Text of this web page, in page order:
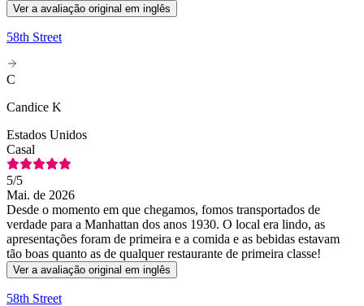
Ver a avaliação original em inglês
58th Street
C
Candice K
Estados Unidos
Casal
5/5
Mai. de 2026
Desde o momento em que chegamos, fomos transportados de
verdade para a Manhattan dos anos 1930. O local era lindo, as
apresentações foram de primeira e a comida e as bebidas estavam
tão boas quanto as de qualquer restaurante de primeira classe!
Ver a avaliação original em inglês
58th Street